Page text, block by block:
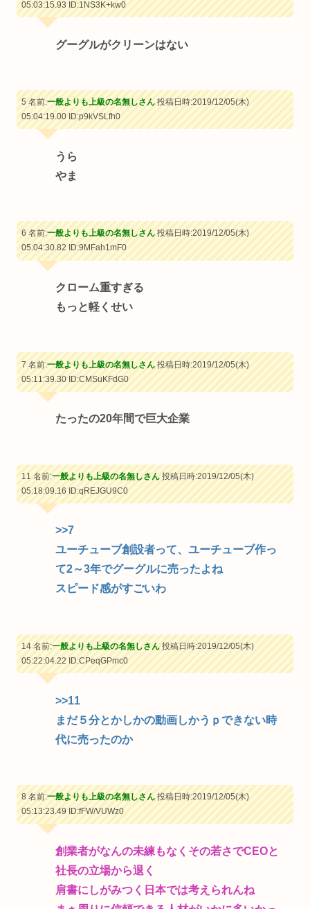
05:03:15.93ID:1NS3K+kw0
グーグルがクリーンはない
5 名前:一般よりも上級の名無しさん投稿日時:2019/12/05(木)
05:04:19.00ID:p9kVSLfh0
うら
やま
6 名前:一般よりも上級の名無しさん投稿日時:2019/12/05(木)
05:04:30.82ID:9MFah1mF0
クローム重すぎる
もっと軽くせい
7 名前:一般よりも上級の名無しさん投稿日時:2019/12/05(木)
05:11:39.30ID:CMSuKFdG0
たったの20年間で巨大企業
11 名前:一般よりも上級の名無しさん投稿日時:2019/12/05(木)
05:18:09.16ID:qREJGU9C0
>>7
ユーチューブ創設者って、ユーチューブ作っ
て2～3年でグーグルに売ったよね
スピード感がすごいわ
14 名前:一般よりも上級の名無しさん投稿日時:2019/12/05(木)
05:22:04.22ID:CPeqGPmc0
>>11
まだ５分とかしかの動画しかうｐできない時
代に売ったのか
8 名前:一般よりも上級の名無しさん投稿日時:2019/12/05(木)
05:13:23.49ID:fFW/VUWz0
創業者がなんの未練もなくその若さでCEOと
社長の立場から退く
肩書にしがみつく日本では考えられんね